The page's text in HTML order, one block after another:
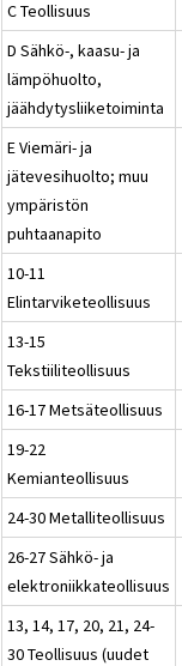
C Teollisuus
D Sähkö-, kaasu- ja
lämpöhuolto,
jäähdytysliiketoiminta
E Viemäri- ja
jätevesihuolto; muu
ympäristön
puhtaanapito
10-11
Elintarviketeollisuus
13-15
Tekstiiliteollisuus
16-17 Metsäteollisuus
19-22
Kemianteollisuus
24-30 Metalliteollisuus
26-27 Sähkö- ja
elektroniikkateollisuus
13, 14, 17, 20, 21, 24-
30 Teollisuus (uudet